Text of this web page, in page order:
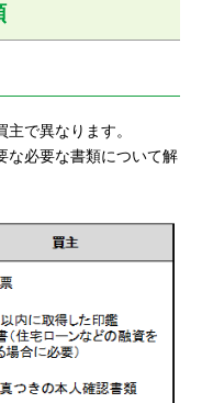
で異なります。
な必要な書類について解